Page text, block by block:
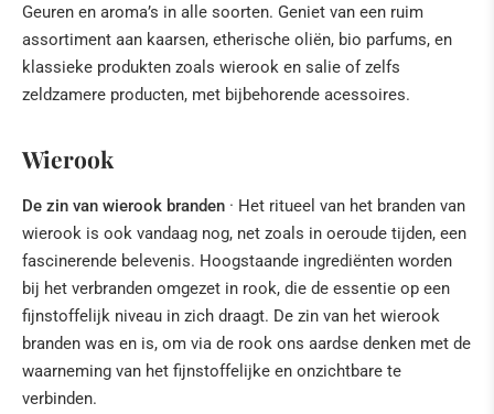
Science van helende steenen
HILDEGARD VAN BINGEN
BOEDDHA & KLANKSCHALEN
ENGELEN & CO
KERSTSTALLEN EN ACCESSOIRES
KUNST
Geuren en aroma’s in alle soorten. Geniet van een ruim
assortiment aan kaarsen, etherische oliën, bio parfums, en
klassieke produkten zoals wierook en salie of zelfs
zeldzamere producten, met bijbehorende acessoires.
Wierook
De zin van wierook branden · Het ritueel van het branden van
wierook is ook vandaag nog, net zoals in oeroude tijden, een
fascinerende belevenis. Hoogstaande ingrediënten worden
bij het verbranden omgezet in rook, die de essentie op een
fijnstoffelijk niveau in zich draagt. De zin van het wierook
branden was en is, om via de rook ons aardse denken met de
waarneming van het fijnstoffelijke en onzichtbare te
verbinden.